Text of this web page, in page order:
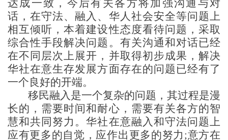
达成一致，今后有关各方将加强沟通与对
话，在守法、融入、华人社会安全等问题上
相互倾听，本着建设性态度看待问题，采取
综合性手段解决问题。有关沟通和对话已经
在不同层次上展开，并取得初步成果，解决
华社在意生存发展方面存在的问题已经有了
一个良好的开端。
移民融入是一个复杂的问题，其过程是漫
长的，需要时间和耐心，需要有关各方的智
慧和共同努力。华社在意融入和守法问题上
应有更多的自觉，应作出更多的努力 ;意方在